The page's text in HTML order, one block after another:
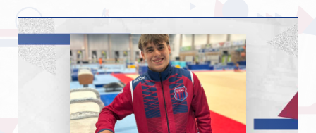
Kiegyensúlyozott, fegyelmezett gyakorlatainak
köszönhetően gyűrűn a döntőbe jutott, ahol 11.966
pontos gyakorlata a nyolcadik helyet jelentette
számára.
Egyéni teljesítménye mellett csapatban, 3 másik
tornász társával már a selejtezők során is erős
gyakorlatokat mutattak be, amivel jelezték: ott a helyük
az európai élmezőnyben.